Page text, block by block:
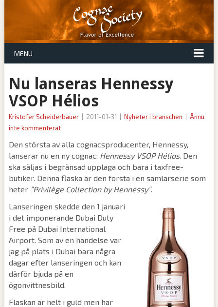
MENU
Nu lanseras Hennessy
VSOP Hélios
Kristofer Scheiderbauer 2011-01-31 Nyheter i branschen
Ännu
inte kommenterat
Den största av alla cognacsproducenter, Hennessy,
lanserar nu en ny cognac: Hennessy VSOP Hélios. Den
ska säljas i begränsad upplaga och bara i taxfree-
butiker. Denna flaska är den första i en samlarserie som
heter ”Privilège Collection by Hennessy”.
Lanseringen skedde den 1 januari
i det imponerande Dubai Duty
Free på Dubai International
Airport. Som av en händelse var
jag på plats i Dubai bara några
dagar efter lanseringen och kan
därför bjuda på en
ögonvittnesbild.
Flaskan är helt i guld men har